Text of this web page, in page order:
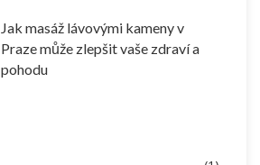
Jak masáž lávovými kameny v
Praze může zlepšit vaše zdraví a
pohodu